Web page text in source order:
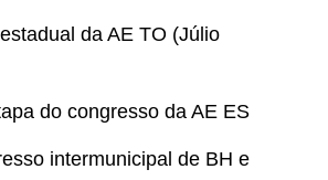
da AE TO (Júlio
do congresso da AE ES
intermunicipal de BH e